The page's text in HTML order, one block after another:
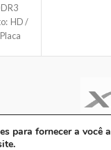
HD /
para fornecer a você